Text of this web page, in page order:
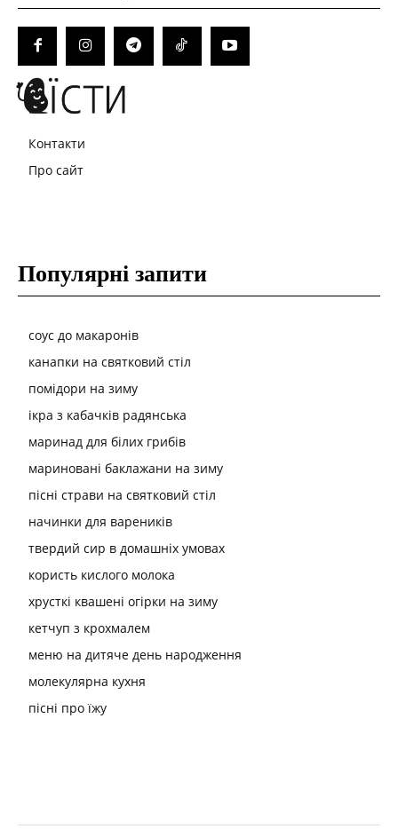
Контакти
Про сайт
Популярні запити
соус до макаронів
канапки на святковий стіл
помідори на зиму
ікра з кабачків радянська
маринад для білих грибів
мариновані баклажани на зиму
пісні страви на святковий стіл
начинки для вареників
твердий сир в домашніх умовах
користь кислого молока
хрусткі квашені огірки на зиму
кетчуп з крохмалем
меню на дитяче день народження
молекулярна кухня
пісні про їжу